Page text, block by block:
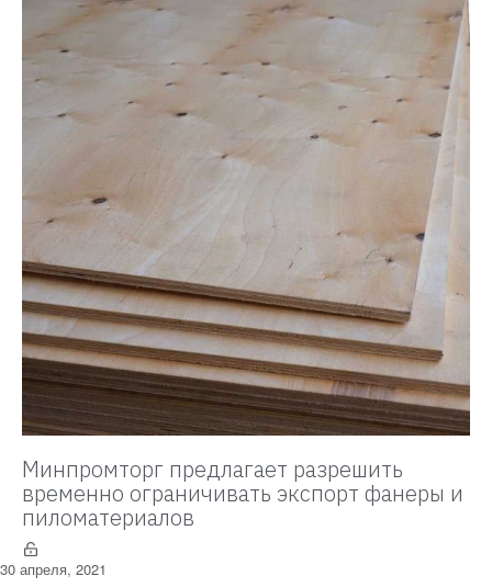
Минпромторг предлагает разрешить
временно ограничивать экспорт фанеры и
пиломатериалов
30 апреля, 2021